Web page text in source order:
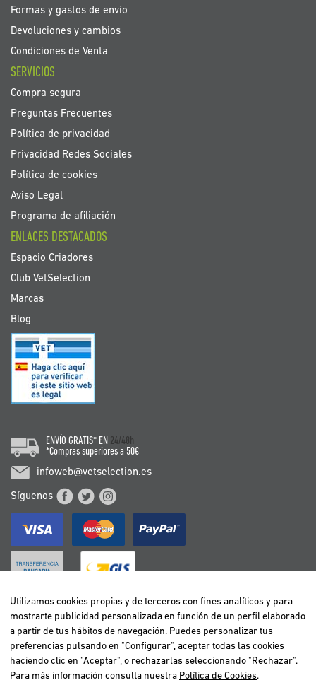
Formas y gastos de envío
Devoluciones y cambios
Condiciones de Venta
SERVICIOS
Compra segura
Preguntas Frecuentes
Política de privacidad
Privacidad Redes Sociales
Política de cookies
Aviso Legal
Programa de afiliación
ENLACES DESTACADOS
Espacio Criadores
Club VetSelection
Marcas
Blog
ENVÍO GRATIS* EN 24/48h
*Compras superiores a 50€
infoweb@vetselection.es
Síguenos
BELGIË / BELGIQUE
DEUTSCHLAND
ESPAÑA
FRANCE
Utilizamos cookies propias y de terceros con fines analíticos y para
mostrarte publicidad personalizada en función de un perfil elaborado
a partir de tus hábitos de navegación. Puedes personalizar tus
preferencias pulsando en "Configurar", aceptar todas las cookies
haciendo clic en "Aceptar", o rechazarlas seleccionando "Rechazar".
Para más información consulta nuestra Política de Cookies.